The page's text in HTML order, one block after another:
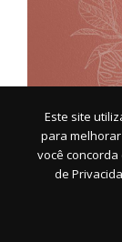
Este site
para
você
de